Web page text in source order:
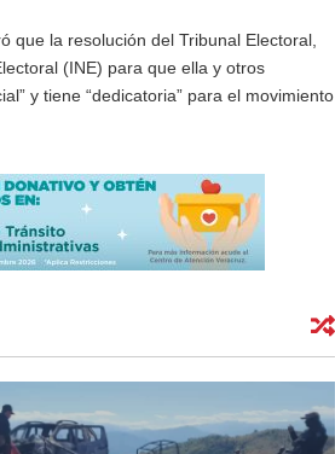
que la resolución del Tribunal Electoral,
(INE) para que ella y otros
y tiene “dedicatoria” para el movimiento